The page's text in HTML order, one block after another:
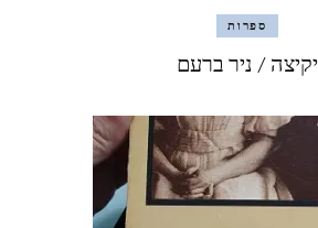
ספרות
יקיצה / ניר ברעם